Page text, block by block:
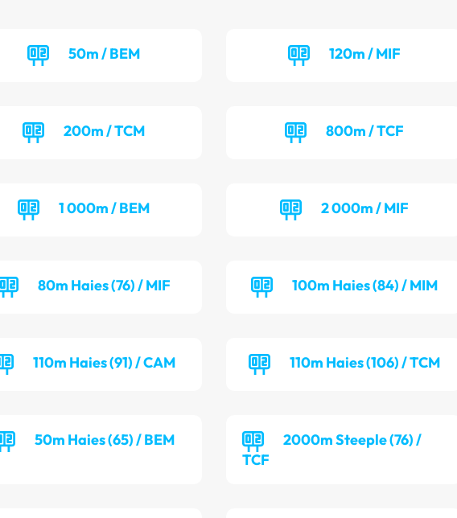
50m / BEM 120m / MIF
200m / TCM 800m / TCF
1 000m / BEM 2 000m / MIF
80m Haies (76) / MIF 100m Haies (84) / MIM
110m Haies (91) / CAM 110m Haies (106) / TCM
50m Haies (65) / BEM
2000m Steeple (76) /
TCF